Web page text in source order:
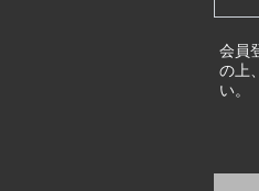
会員
の上
い。